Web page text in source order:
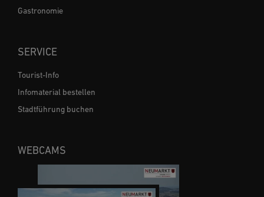
Gastronomie
SERVICE
Tourist-Info
Infomaterial bestellen
Stadtführung buchen
WEBCAMS